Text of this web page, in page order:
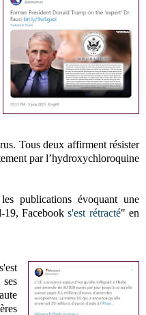
Tous deux affirment résister
parl’hydroxychloroquine
publications évoquant une
19, Facebooks'est rétracté" en